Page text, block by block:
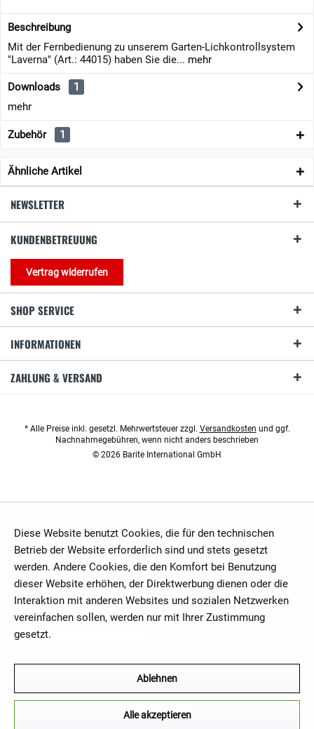
Beschreibung
Mit der Fernbedienung zu unserem Garten-Lichkontrollsystem
"Laverna" (Art.: 44015) haben Sie die... mehr
Downloads
1
mehr
Zubehör 1
Ähnliche Artikel
NEWSLETTER
KUNDENBETREUUNG
Vertrag widerrufen
SHOP SERVICE
INFORMATIONEN
ZAHLUNG & VERSAND
* Alle Preise inkl. gesetzl. Mehrwertsteuer zzgl. Versandkosten und ggf.
Nachnahmegebühren, wenn nicht anders beschrieben
© 2026 Barite International GmbH
Diese Website benutzt Cookies, die für den technischen
Betrieb der Website erforderlich sind und stets gesetzt
werden. Andere Cookies, die den Komfort bei Benutzung
dieser Website erhöhen, der Direktwerbung dienen oder die
Interaktion mit anderen Websites und sozialen Netzwerken
vereinfachen sollen, werden nur mit Ihrer Zustimmung
gesetzt.
Ablehnen
Alle akzeptieren